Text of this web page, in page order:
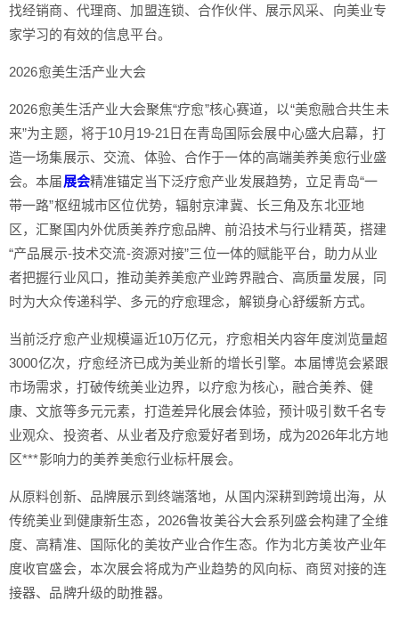
找经销商、代理商、加盟连锁、合作伙伴、展示风采、向美业专
家学习的有效的信息平台。
2026愈美生活产业大会
2026愈美生活产业大会聚焦“疗愈”核心赛道，以“美愈融合共生未
来”为主题，将于10月19-21日在青岛国际会展中心盛大启幕，打
造一场集展示、交流、体验、合作于一体的高端美养美愈行业盛
会。本届展会精准锚定当下泛疗愈产业发展趋势，立足青岛“一
带一路”枢纽城市区位优势，辐射京津冀、长三角及东北亚地
区，汇聚国内外优质美养疗愈品牌、前沿技术与行业精英，搭建
“产品展示-技术交流-资源对接”三位一体的赋能平台，助力从业
者把握行业风口，推动美养美愈产业跨界融合、高质量发展，同
时为大众传递科学、多元的疗愈理念，解锁身心舒缓新方式。
当前泛疗愈产业规模逼近10万亿元，疗愈相关内容年度浏览量超
3000亿次，疗愈经济已成为美业新的增长引擎。本届博览会紧跟
市场需求，打破传统美业边界，以疗愈为核心，融合美养、健
康、文旅等多元元素，打造差异化展会体验，预计吸引数千名专
业观众、投资者、从业者及疗愈爱好者到场，成为2026年北方地
区***影响力的美养美愈行业标杆展会。
从原料创新、品牌展示到终端落地，从国内深耕到跨境出海，从
传统美业到健康新生态，2026鲁妆美谷大会系列盛会构建了全维
度、高精准、国际化的美妆产业合作生态。作为北方美妆产业年
度收官盛会，本次展会将成为产业趋势的风向标、商贸对接的连
接器、品牌升级的助推器。